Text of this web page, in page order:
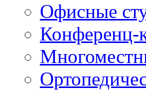
Офисные
Конференц-